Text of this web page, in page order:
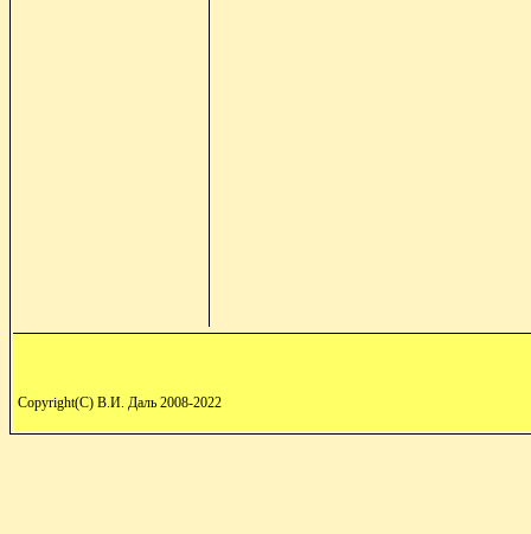
Copyright(C) В.И. Даль 2008-2022